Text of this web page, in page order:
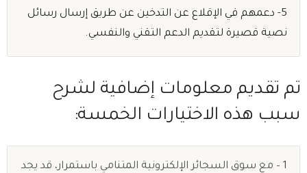
5- دعمهم في الإقلاع عن التدخين عن طريق إرسال رسائل
نصية قصيرة لتقديم الدعم التقني والنفسي.
تم تقديم معلومات إضافية لشرح
سبب هذه الاختيارات الخمسة:
1 – مع سوق السجائر الإلكترونية المتنامي باستمرار، قد يجد